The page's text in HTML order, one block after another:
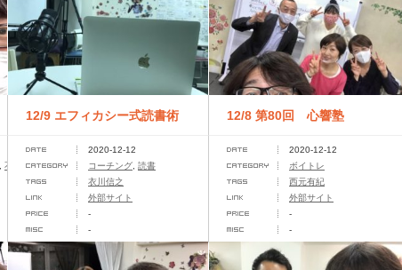
不倫問題
12/9 エフィカシー式読書術
習得セミナー技術指導個人セ
ッシ...
2020-12-12
コーチング 読書
衣川信之
外部サイト
-
-
12/8 第80回 心響塾
Cocone-Juku〜心と声の
チ...
2020-12-12
ボイトレ
西元有紀
外部サイト
-
-